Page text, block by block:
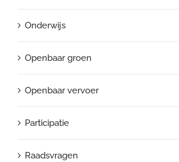
Onderwijs
Openbaar groen
Openbaar vervoer
Participatie
Raadsvragen